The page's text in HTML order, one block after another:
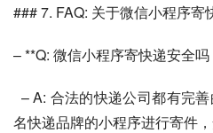
### 7. FAQ: 关于微信小程序寄
– **Q: 微信小程序寄快递安全
名快递品牌的小程序进行寄件，